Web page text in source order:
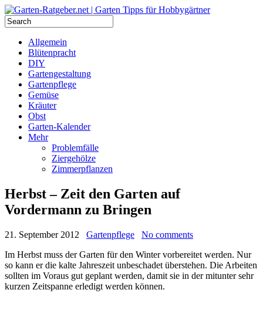
Allgemein
Blütenpracht
DIY
Gartengestaltung
Gartenpflege
Gemüse
Kräuter
Obst
Garten-Kalender
Mehr
Problemfälle
Ziergehölze
Zimmerpflanzen
Herbst – Zeit den Garten auf
Vordermann zu Bringen
21. September 2012 Gartenpflege
No comments
Im Herbst muss der Garten für den Winter vorbereitet werden. Nur
so kann er die kalte Jahreszeit unbeschadet überstehen. Die Arbeiten
sollten im Voraus gut geplant werden, damit sie in der mitunter sehr
kurzen Zeitspanne erledigt werden können.